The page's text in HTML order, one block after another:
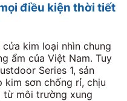
điều kiện thời tiết
kim loại nhìn chung
ẩm của Việt Nam. Tuy
Series 1, sản
kim sơn chống rỉ, chịu
môi trường xung